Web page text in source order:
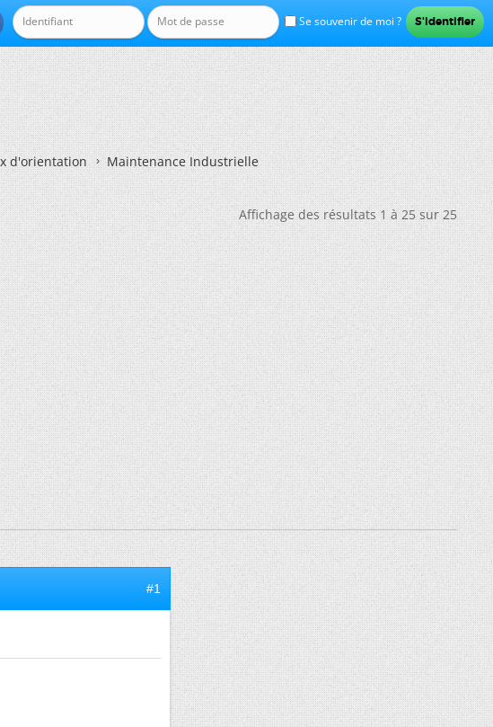
Se souvenir de moi ?
d'orientation Maintenance Industrielle
Affichage des résultats 1 à 25 sur 25
#1